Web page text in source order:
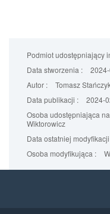
Podmiot udostępniający
Data stworzenia :
Autor :
Tomasz
Data publikacji :
2024-
Osoba udostępniająca
Wiktorowicz
Data ostatniej
Osoba modyfikująca :